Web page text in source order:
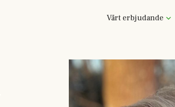
Vårt erbjudande